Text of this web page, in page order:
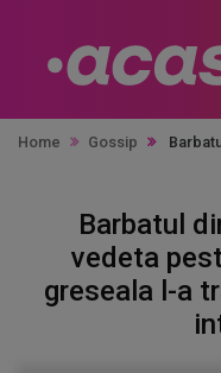
Home Gossip
Barbatul
vedeta
greseala l-a